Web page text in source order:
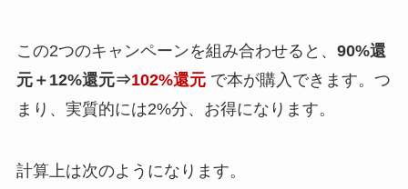
この2つのキャンペーンを組み合わせると、 90%還
元＋12%還元⇒102%還元で本が購入できます。つ
まり、実質的には2%分、お得になります。
計算上は次のようになります。